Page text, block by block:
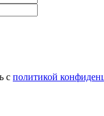
с политикой